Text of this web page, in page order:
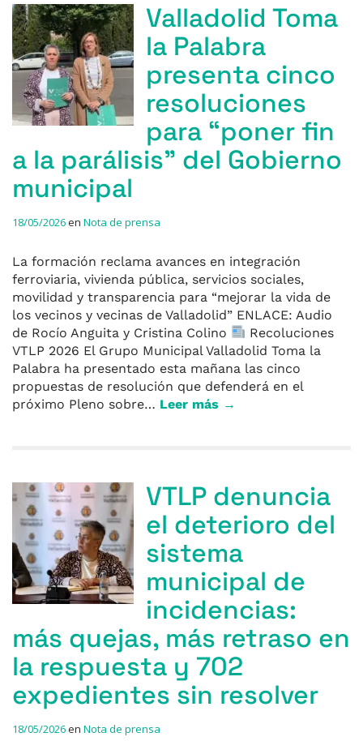
Valladolid Toma
la Palabra
presenta cinco
resoluciones
para “poner fin
a la parálisis” del Gobierno
municipal
18/05/2026en Nota de prensa
La formación reclama avances en integración
ferroviaria, vivienda pública, servicios sociales,
movilidad y transparencia para “mejorar la vida de
los vecinos y vecinas de Valladolid” ENLACE: Audio
de Rocío Anguita y Cristina Colino
Recoluciones
VTLP 2026 El Grupo Municipal Valladolid Toma la
Palabra ha presentado esta mañana las cinco
propuestas de resolución que defenderá en el
próximo Pleno sobre… Leer más →
VTLP denuncia
el deterioro del
sistema
municipal de
incidencias:
más quejas, más retraso en
la respuesta y 702
expedientes sin resolver
18/05/2026en Nota de prensa